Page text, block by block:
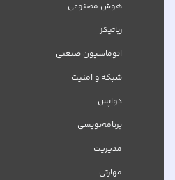
هوش مصنوعی
رباتیکز
اتوماسیون صنعتی
شبکه‌ و امنیت
دواپس
برنامه‌نویسی
مدیریت
مهارتی